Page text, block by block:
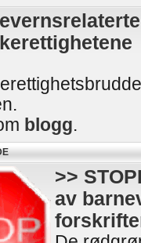
blogg.
>>
av